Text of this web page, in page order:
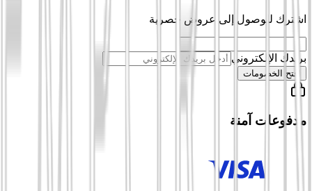
اشترك للوصول إلى عروض حصرية
بريدك الإلكتروني
افتح الخصومات
مدفوعات آمنة